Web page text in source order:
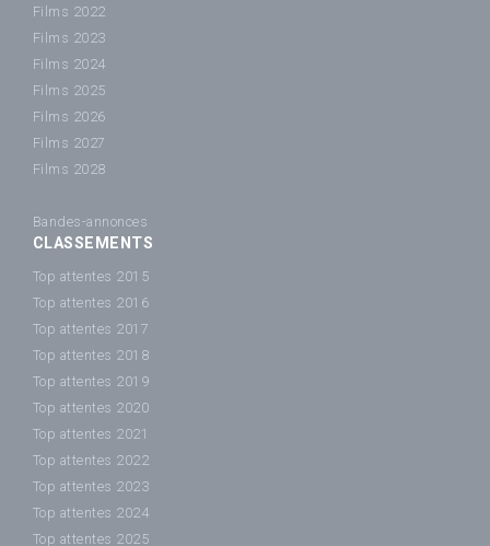
Films 2022
Films 2023
Films 2024
Films 2025
Films 2026
Films 2027
Films 2028
Bandes-annonces
CLASSEMENTS
Top attentes 2015
Top attentes 2016
Top attentes 2017
Top attentes 2018
Top attentes 2019
Top attentes 2020
Top attentes 2021
Top attentes 2022
Top attentes 2023
Top attentes 2024
Top attentes 2025